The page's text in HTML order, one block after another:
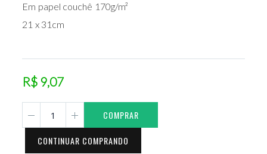
Em papel couchê 170g/m²
21 x 31cm
R$ 9,07
COMPRAR
CONTINUAR COMPRANDO